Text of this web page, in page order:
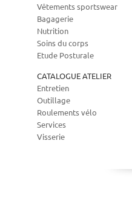
Vêtements sportswear
Bagagerie
Nutrition
Soins du corps
Etude Posturale
CATALOGUE ATELIER
Entretien
Outillage
Roulements vélo
Services
Visserie